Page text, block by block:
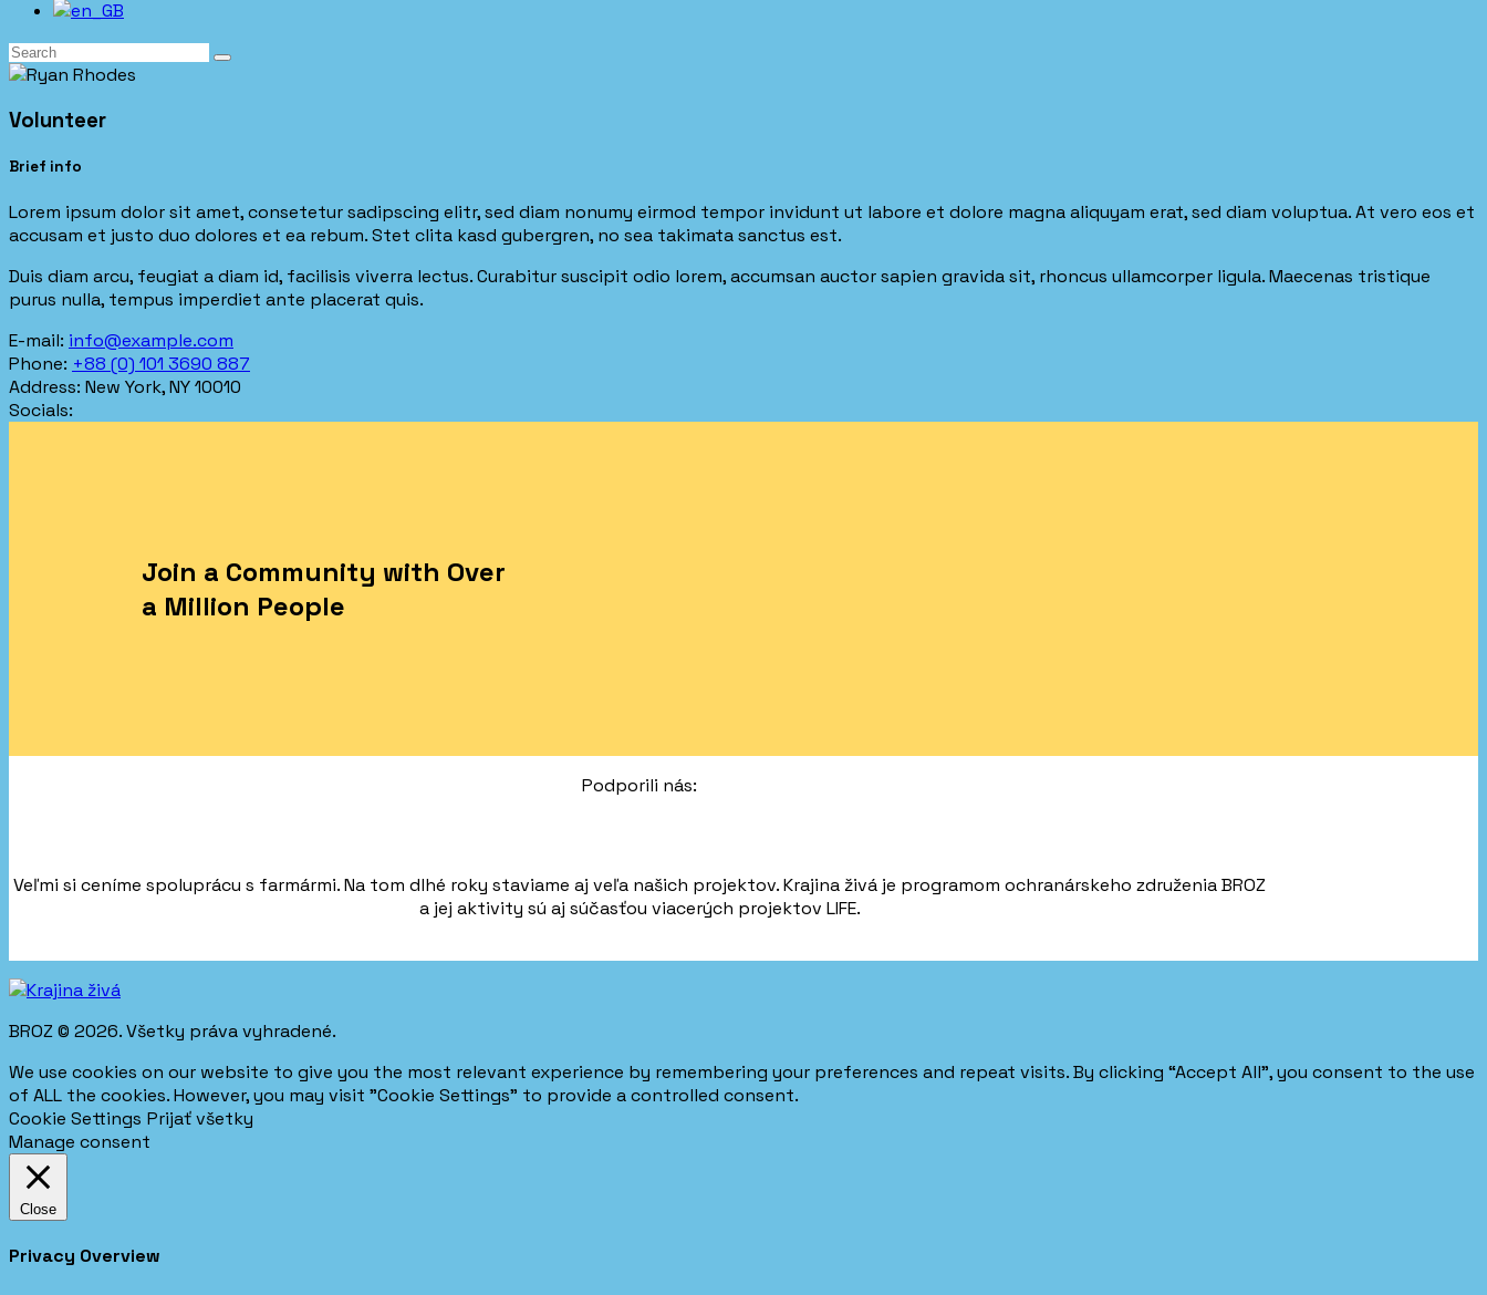
Volunteer
Brief info
Lorem ipsum dolor sit amet, consetetur sadipscing elitr, sed diam nonumy eirmod tempor invidunt ut labore et dolore magna aliquyam erat, sed diam voluptua. At vero eos et
accusam et justo duo dolores et ea rebum. Stet clita kasd gubergren, no sea takimata sanctus est.
Duis diam arcu, feugiat a diam id, facilisis viverra lectus. Curabitur suscipit odio lorem, accumsan auctor sapien gravida sit, rhoncus ullamcorper ligula. Maecenas tristique
purus nulla, tempus imperdiet ante placerat quis.
E-mail: info@example.com
Phone: +88 (0) 101 3690 887
Address: New York, NY 10010
Socials:
Join a Community with Over
a Million People
Podporili nás:
Veľmi si ceníme spoluprácu s farmármi. Na tom dlhé roky staviame aj veľa našich projektov. Krajina živá je programom ochranárskeho združenia BROZ
a jej aktivity sú aj súčasťou viacerých projektov LIFE.
BROZ © 2026. Všetky práva vyhradené.
We use cookies on our website to give you the most relevant experience by remembering your preferences and repeat visits. By clicking “Accept All”, you consent to the use
of ALL the cookies. However, you may visit "Cookie Settings" to provide a controlled consent.
Cookie Settings Prijať všetky
Manage consent
Close
Privacy Overview